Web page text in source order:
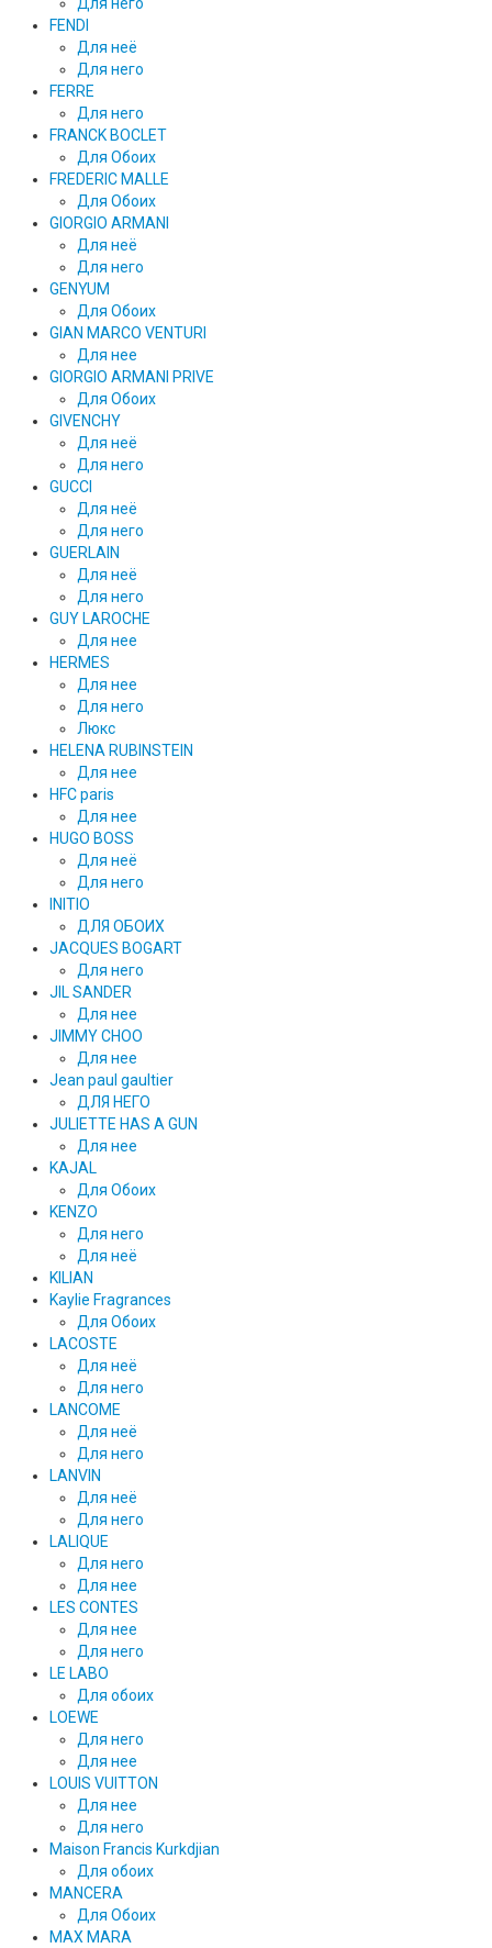
Для него
FENDI
Для неё
Для него
FERRE
Для него
FRANCK BOCLET
Для Обоих
FREDERIC MALLE
Для Обоих
GIORGIO ARMANI
Для неё
Для него
GENYUM
Для Обоих
GIAN MARCO VENTURI
Для нее
GIORGIO ARMANI PRIVE
Для Обоих
GIVENCHY
Для неё
Для него
GUCCI
Для неё
Для него
GUERLAIN
Для неё
Для него
GUY LAROCHE
Для нее
HERMES
Для нее
Для него
Люкс
HELENA RUBINSTEIN
Для нее
HFC paris
Для нее
HUGO BOSS
Для неё
Для него
INITIO
ДЛЯ ОБОИХ
JACQUES BOGART
Для него
JIL SANDER
Для нее
JIMMY CHOO
Для нее
Jean paul gaultier
ДЛЯ НЕГО
JULIETTE HAS A GUN
Для нее
KAJAL
Для Обоих
KENZO
Для него
Для неё
KILIAN
Kaylie Fragrances
Для Обоих
LACOSTE
Для неё
Для него
LANCOME
Для неё
Для него
LANVIN
Для неё
Для него
LALIQUE
Для него
Для нее
LES CONTES
Для нее
Для него
LE LABO
Для обоих
LOEWE
Для него
Для нее
LOUIS VUITTON
Для нее
Для него
Maison Francis Kurkdjian
Для обоих
MANCERA
Для Обоих
MAX MARA